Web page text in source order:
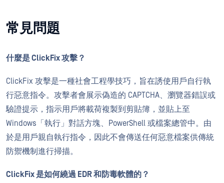
常見問題
什麼是 ClickFix 攻擊？
ClickFix 攻擊是一種社會工程學技巧，旨在誘使用戶自行執
行惡意指令。攻擊者會展示偽造的 CAPTCHA、瀏覽器錯誤或
驗證提示，指示用戶將載荷複製到剪貼簿，並貼上至
Windows「執行」對話方塊、PowerShell 或檔案總管中。由
於是用戶親自執行指令，因此不會傳送任何惡意檔案供傳統
防禦機制進行掃描。
ClickFix 是如何繞過 EDR 和防毒軟體的？